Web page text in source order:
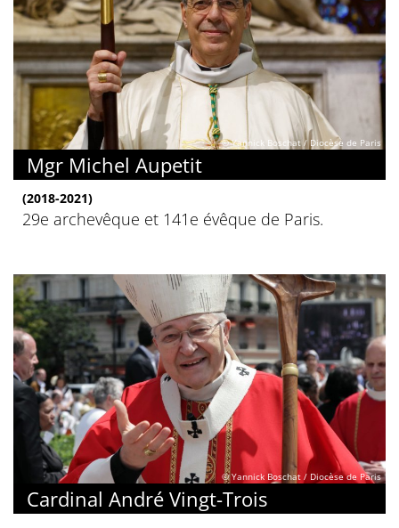
© Yannick Boschat / Diocèse de Paris
Mgr Michel Aupetit
(2018-2021)
29e archevêque et 141e évêque de Paris.
© Yannick Boschat / Diocèse de Paris
Cardinal André Vingt-Trois